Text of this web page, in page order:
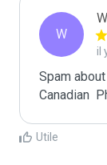
W
il
Spam
Canadian
Utile